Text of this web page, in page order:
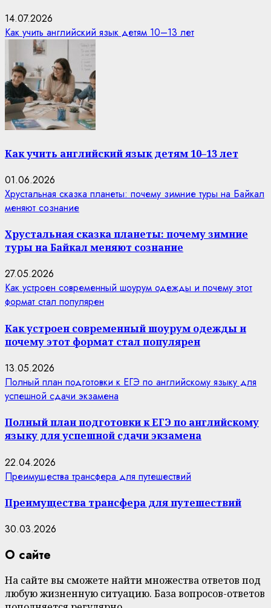
14.07.2026
Как учить английский язык детям 10–13 лет
Как учить английский язык детям 10–13 лет
01.06.2026
Хрустальная сказка планеты: почему зимние туры на Байкал
меняют сознание
Хрустальная сказка планеты: почему зимние
туры на Байкал меняют сознание
27.05.2026
Как устроен современный шоурум одежды и почему этот
формат стал популярен
Как устроен современный шоурум одежды и
почему этот формат стал популярен
13.05.2026
Полный план подготовки к ЕГЭ по английскому языку для
успешной сдачи экзамена
Полный план подготовки к ЕГЭ по английскому
языку для успешной сдачи экзамена
22.04.2026
Преимущества трансфера для путешествий
Преимущества трансфера для путешествий
30.03.2026
О сайте
На сайте вы сможете найти множества ответов под
любую жизненную ситуацию. База вопросов-ответов